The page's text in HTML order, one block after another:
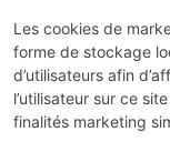
Les cookies de
forme de stockage
d’utilisateurs afin
l’utilisateur sur ce
finalités marketing